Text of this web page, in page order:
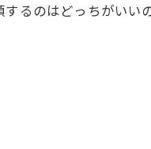
るのはどっちがいい